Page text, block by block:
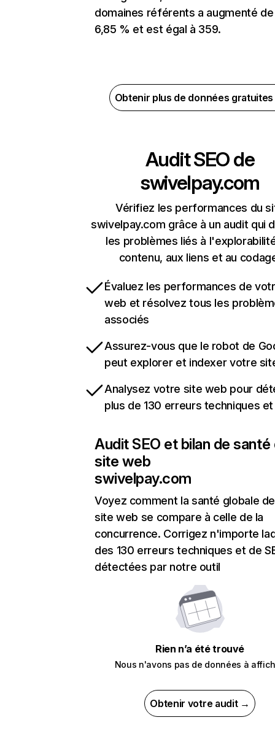
domaines référents a augmenté de
6,85 % et est égal à 359.
Obtenir plus de données
Audit SEO de
swivelpay.com
Vérifiez les performances du
swivelpay.com grâce à un audit qui
les problèmes liés à
contenu, aux liens et au
Évaluez les performances de
web et résolvez tous les
associés
Assurez-vous que le robot de
peut explorer et indexer votre
Analysez votre site web pour
plus de 130 erreurs techniques et
Audit SEO et bilan de santé
site web
swivelpay.com
Voyez comment la santé globale
site web se compare à celle de la
concurrence. Corrigez n'importe
des 130 erreurs techniques et de
détectées par notre outil
Rien n’a été trouvé
Nous n'avons pas de données à
Obtenir votre audit →